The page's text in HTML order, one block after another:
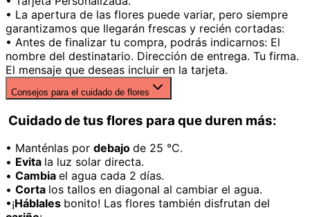
• La apertura de las flores puede variar, pero siempre
garantizamos que llegarán frescas y recién cortadas:
• Antes de finalizar tu compra, podrás indicarnos: El
nombre del destinatario. Dirección de entrega. Tu firma.
El mensaje que deseas incluir en la tarjeta.
Consejos para el cuidado de flores
Cuidado de tus flores para que duren más:
• Manténlas por debajo de 25 °C.
• Evita la luz solar directa.
• Cambia el agua cada 2 días.
• Corta los tallos en diagonal al cambiar el agua.
•¡Háblales bonito! Las flores también disfrutan del